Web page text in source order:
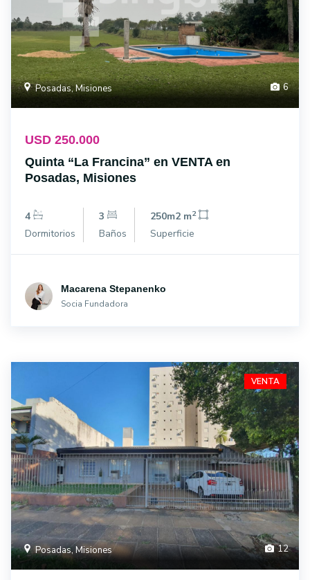
Posadas, Misiones 6
USD 250.000
Quinta “La Francina” en VENTA en
Posadas, Misiones
4
Dormitorios
3
Baños
250m2 m2
Superficie
Macarena Stepanenko
Socia Fundadora
VENTA
Posadas, Misiones 12